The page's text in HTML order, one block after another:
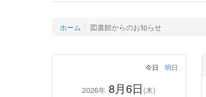
ホーム 図書館からのお知らせ
今日 明日
2026年 8月6日 (木)